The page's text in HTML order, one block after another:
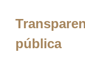
pública